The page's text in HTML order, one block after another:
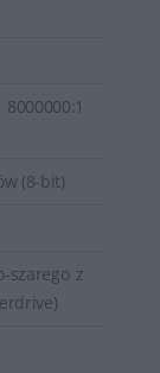
(8-bit)
szarego z